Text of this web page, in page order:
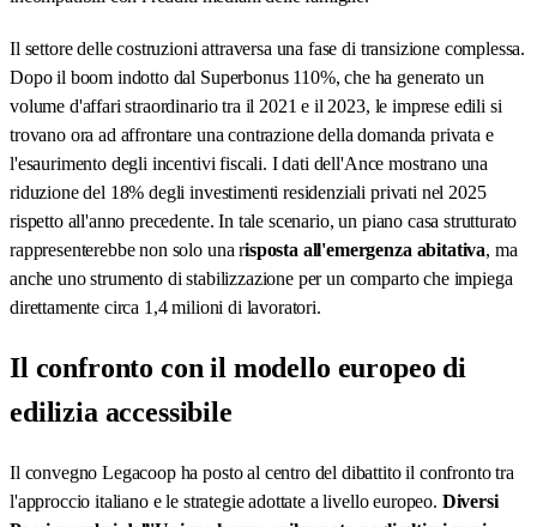
Il settore delle costruzioni attraversa una fase di transizione complessa.
Dopo il boom indotto dal Superbonus 110%, che ha generato un
volume d'affari straordinario tra il 2021 e il 2023, le imprese edili si
trovano ora ad affrontare una contrazione della domanda privata e
l'esaurimento degli incentivi fiscali. I dati dell'Ance mostrano una
riduzione del 18% degli investimenti residenziali privati nel 2025
rispetto all'anno precedente. In tale scenario, un piano casa strutturato
rappresenterebbe non solo una risposta all'emergenza abitativa, ma
anche uno strumento di stabilizzazione per un comparto che impiega
direttamente circa 1,4 milioni di lavoratori.
Il confronto con il modello europeo di
edilizia accessibile
Il convegno Legacoop ha posto al centro del dibattito il confronto tra
l'approccio italiano e le strategie adottate a livello europeo. Diversi